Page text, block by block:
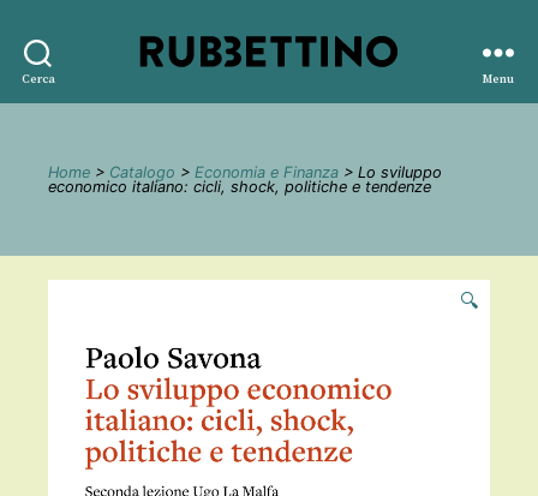
Cerca
editore
Menu
Home > Catalogo > Economia e Finanza > Lo sviluppo
economico italiano: cicli, shock, politiche e tendenze
🔍